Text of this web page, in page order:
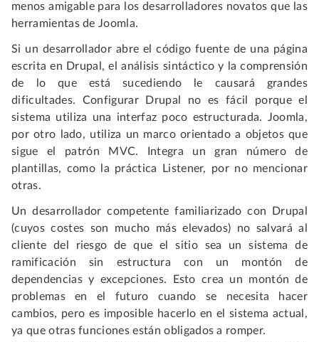
menos amigable para los desarrolladores novatos que las
herramientas de Joomla.
Si un desarrollador abre el código fuente de una página
escrita en Drupal, el análisis sintáctico y la comprensión
de lo que está sucediendo le causará grandes
dificultades. Configurar Drupal no es fácil porque el
sistema utiliza una interfaz poco estructurada. Joomla,
por otro lado, utiliza un marco orientado a objetos que
sigue el patrón MVC. Integra un gran número de
plantillas, como la práctica Listener, por no mencionar
otras.
Un desarrollador competente familiarizado con Drupal
(cuyos costes son mucho más elevados) no salvará al
cliente del riesgo de que el sitio sea un sistema de
ramificación sin estructura con un montón de
dependencias y excepciones. Esto crea un montón de
problemas en el futuro cuando se necesita hacer
cambios, pero es imposible hacerlo en el sistema actual,
ya que otras funciones están obligados a romper.